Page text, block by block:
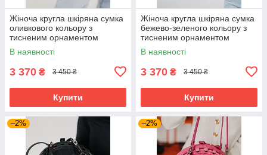
Жіноча кругла шкіряна сумка
оливкового кольору з
тисненим орнаментом
“Намисто”, Ø25 см
В наявності
3 370 ₴ 3 450 ₴
Купити
Жіноча кругла шкіряна сумка
бежево-зеленого кольору з
тисненим орнаментом
“Намисто”, Ø25 см
В наявності
3 370 ₴ 3 450 ₴
Купити
–2% –2%